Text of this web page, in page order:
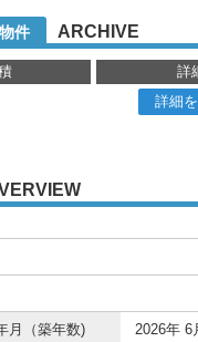
件 ARCHIVE
詳
詳細
月（築年数) 2026年 6